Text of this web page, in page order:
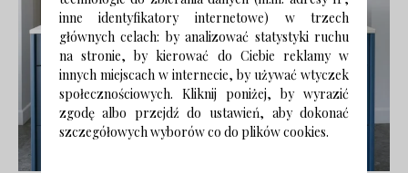
inne identyfikatory internetowe) w trzech
głównych celach: by analizować statystyki ruchu
na stronie, by kierować do Ciebie reklamy w
innych miejscach w internecie, by używać wtyczek
społecznościowych. Kliknij poniżej, by wyrazić
zgodę albo przejdź do ustawień, aby dokonać
szczegółowych wyborów co do plików cookies.